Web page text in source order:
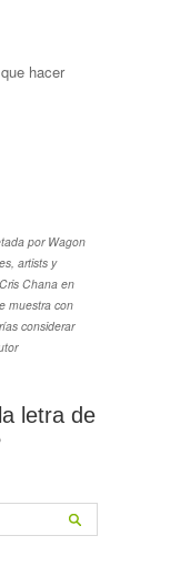
hacer
por Wagon
artists y
Chana en
muestra con
considerar
letra de